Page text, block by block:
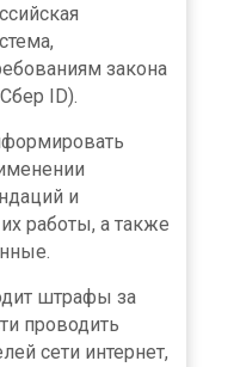
закона
ID).
и
работы, а также
штрафы за
проводить
сети интернет,